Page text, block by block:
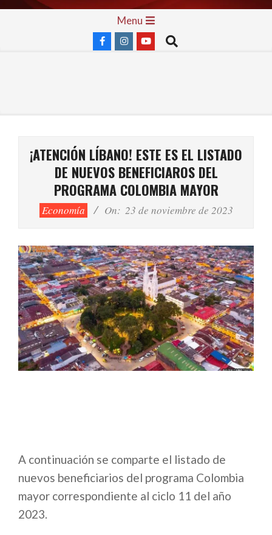
Skip
Menu
Search
¡ATENCIÓN LÍBANO! ESTE ES EL LISTADO
DE NUEVOS BENEFICIAROS DEL
PROGRAMA COLOMBIA MAYOR
Economía On: 23 de noviembre de 2023
A continuación se comparte el listado de
nuevos beneficiarios del programa Colombia
mayor correspondiente al ciclo 11 del año
2023.